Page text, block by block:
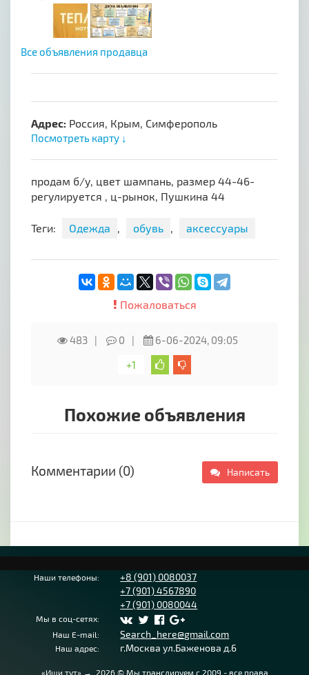
Все объявления продавца
Адрес: Россия, Крым, Симферополь
Посмотреть карту ↓
продам б/у, цвет шампань, размер 44-46-
регулируется , ц-рынок, Пушкина 44
Теги: Одежда , обувь , аксессуары
Пожаловаться
483 0
6-06-2024, 09:05
+1
Похожие объявления
Комментарии (0) Написать
Наши телефоны:
+8 (901) 0080037
+7 (901) 4567890
+7 (901) 0080044
Мы в соц-сетях:
Наш E-mail:
Search_here@gmail.com
Наш адрес: г.Москва ул.Баженова д.6
«Ищи тут» → 2026© Мы транслируем с 2009 - все права